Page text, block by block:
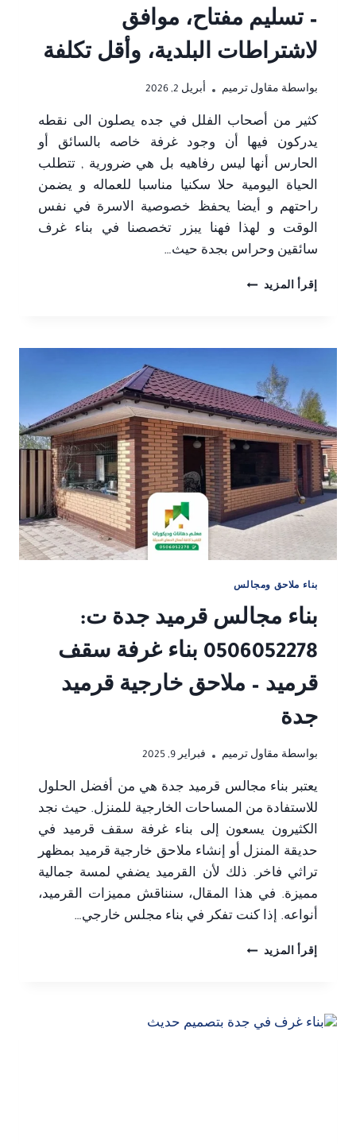
– تسليم مفتاح، موافق
لاشتراطات البلدية، وأقل تكلفة
بواسطة مقاول ترميم أبريل 2, 2026
كثير من أصحاب الفلل في جده يصلون الى نقطه
يدركون فيها أن وجود غرفة خاصه بالسائق أو
الحارس أنها ليس رفاهيه بل هي ضرورية , تتطلب
الحياة اليومية حلا سكنيا مناسبا للعماله و يضمن
راحتهم و أيضا يحفظ خصوصية الاسرة في نفس
الوقت و لهذا فهنا يبزر تخصصنا في بناء غرف
سائقين وحراس بجدة حيث…
إقرأ المزيد بناء
بجدة
تسليم
مفتاح،
موافق
لاشتراطات
البلدية،
تكلفة
بناء ملاحق ومجالس
بناء مجالس قرميد جدة ت:
0506052278 بناء غرفة سقف
قرميد – ملاحق خارجية قرميد
جدة
بواسطة مقاول ترميم فبراير 9, 2025
يعتبر بناء مجالس قرميد جدة هي من أفضل الحلول
للاستفادة من المساحات الخارجية للمنزل. حيث نجد
الكثيرون يسعون إلى بناء غرفة سقف قرميد في
حديقة المنزل أو إنشاء ملاحق خارجية قرميد بمظهر
تراثي فاخر. ذلك لأن القرميد يضفي لمسة جمالية
مميزة. في هذا المقال، سنناقش مميزات القرميد،
أنواعه. إذا كنت تفكر في بناء مجلس خارجي…
إقرأ المزيد بناء
0506052278